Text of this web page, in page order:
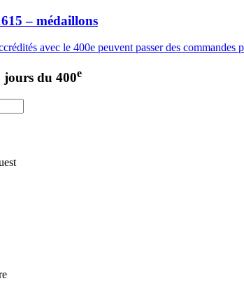
– médaillons
avec le 400e peuvent passer des
jours du 400e